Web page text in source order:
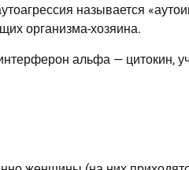
называется
организма-хозяина.
альфа — цитокин,